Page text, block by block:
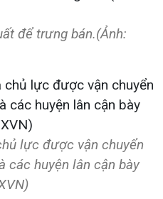
để trưng bán.(Ảnh:
lực được vận chuyển
các huyện lân cận bày